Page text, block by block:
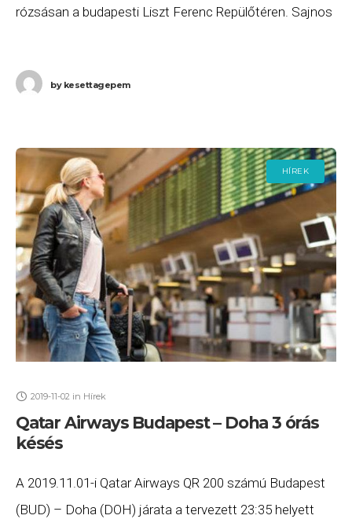
rózsásan a budapesti Liszt Ferenc Repülőtéren. Sajnos
bykesettagepem
HÍREK
2019-11-02 in Hírek
Qatar Airways Budapest – Doha 3 órás
késés
A 2019.11.01-i Qatar Airways QR 200 számú Budapest
(BUD) – Doha (DOH) járata a tervezett 23:35 helyett